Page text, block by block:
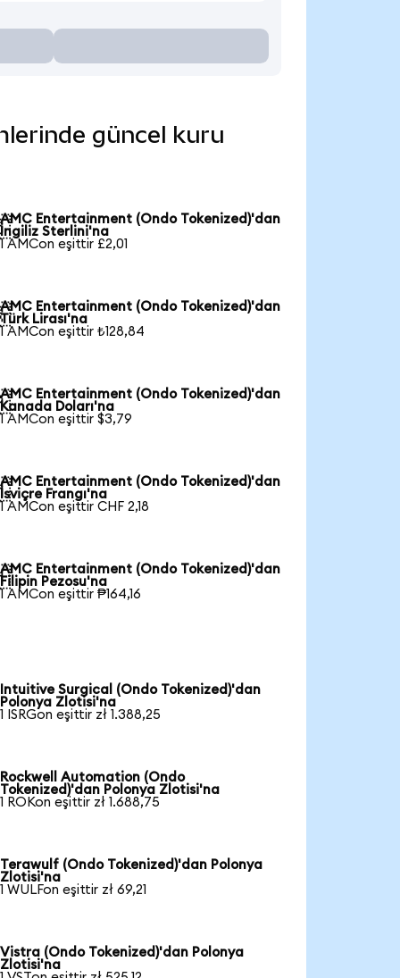
güncel kuru
AMC Entertainment (Ondo Tokenized)'dan
İngiliz Sterlini'na
1 AMCon eşittir £2,01
AMC Entertainment (Ondo Tokenized)'dan
Türk Lirası'na
1 AMCon eşittir ₺128,84
AMC Entertainment (Ondo Tokenized)'dan
Kanada Doları'na
1 AMCon eşittir $3,79
AMC Entertainment (Ondo Tokenized)'dan
İsviçre Frangı'na
1 AMCon eşittir CHF 2,18
AMC Entertainment (Ondo Tokenized)'dan
Filipin Pezosu'na
1 AMCon eşittir ₱164,16
Intuitive Surgical (Ondo Tokenized)'dan
Polonya Zlotisi'na
1 ISRGon eşittir zł 1.388,25
Rockwell Automation (Ondo
Tokenized)'dan Polonya Zlotisi'na
1 ROKon eşittir zł 1.688,75
Terawulf (Ondo Tokenized)'dan Polonya
Zlotisi'na
1 WULFon eşittir zł 69,21
Vistra (Ondo Tokenized)'dan Polonya
Zlotisi'na